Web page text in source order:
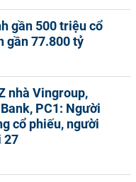
gần 500 triệu cổ
gần 77.800 tỷ
nhà Vingroup,
PC1: Người
cổ phiếu, người
27